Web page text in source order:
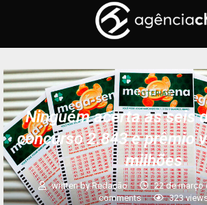
LOTERIAS
Ninguém acerta as seis
concurso 2.843 e prêmio
milhões
written byRedação 22 de março
comments
323